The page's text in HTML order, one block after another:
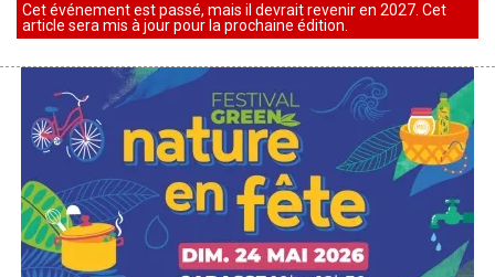
Cet événement est passé, mais il devrait revenir en 2027. Cet
article sera mis à jour pour la prochaine édition.